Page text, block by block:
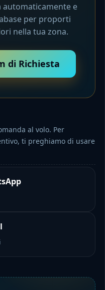
automaticamente e
per proporti
nella tua zona.
di Richiesta
al volo. Per
ti preghiamo di usare